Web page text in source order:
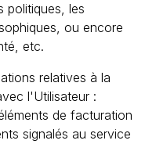
politiques, les
ou encore
etc.
relatives à la
l'Utilisateur :
de facturation
signalés au service